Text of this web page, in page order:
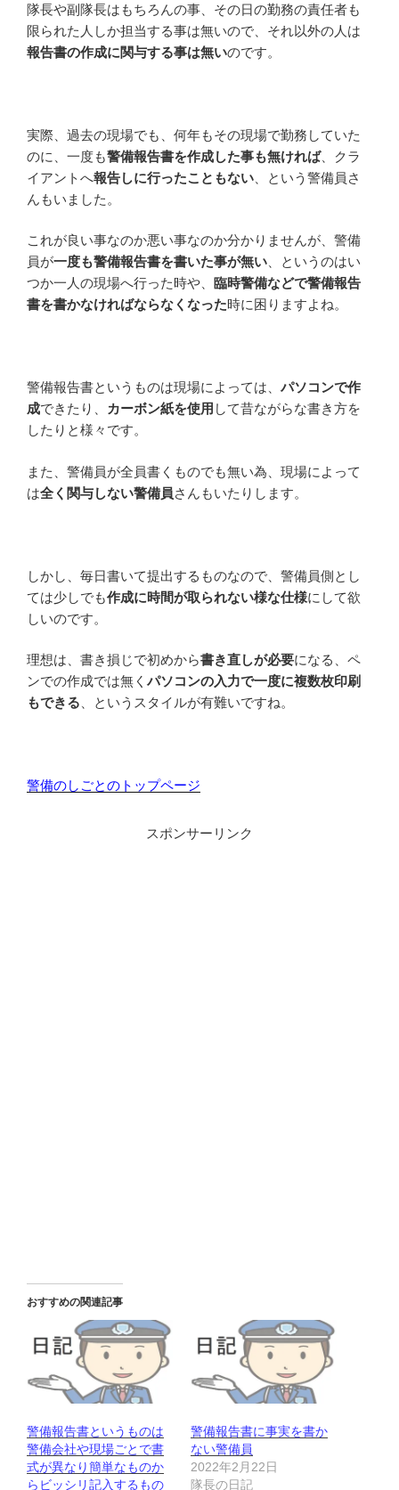
隊長や副隊長はもちろんの事、その日の勤務の責任者も
限られた人しか担当する事は無いので、それ以外の人は
報告書の作成に関与する事は無いのです。
実際、過去の現場でも、何年もその現場で勤務していた
のに、一度も警備報告書を作成した事も無ければ、クラ
イアントへ報告しに行ったこともない 、という警備員さ
んもいました。
これが良い事なのか悪い事なのか分かりませんが、警備
員が一度も警備報告書を書いた事が無い 、というのはい
つか一人の現場へ行った時や、 臨時警備などで警備報告
書を書かなければならなくなった時に困りますよね。
警備報告書というものは現場によっては、 パソコンで作
成できたり、 カーボン紙を使用 して昔ながらな書き方を
したりと様々です。
また、警備員が全員書くものでも無い為、現場によって
は全く関与しない警備員さんもいたりします。
しかし、毎日書いて提出するものなので、警備員側とし
ては少しでも作成に時間が取られない様な仕様にして欲
しいのです。
理想は、書き損じで初めから書き直しが必要になる、ペ
ンでの作成では無く パソコンの入力で一度に複数枚印刷
もできる 、というスタイルが有難いですね。
警備のしごとのトップページ
スポンサーリンク
おすすめの関連記事
警備報告書というものは
警備会社や現場ごとで書
式が異なり簡単なものか
らビッシリ記入するもの
警備報告書に事実を書か
ない警備員
2022年2月22日
隊長の日記